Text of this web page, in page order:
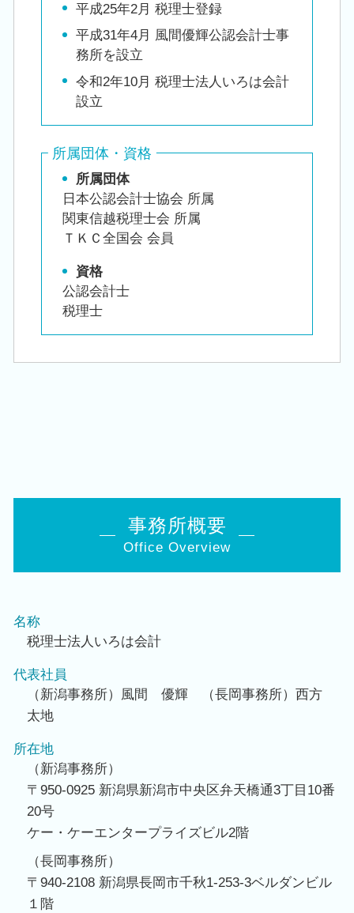
平成25年2月 税理士登録
平成31年4月 風間優輝公認会計士事
務所を設立
令和2年10月 税理士法人いろは会計
設立
所属団体・資格
所属団体
日本公認会計士協会 所属
関東信越税理士会 所属
ＴＫＣ全国会 会員
資格
公認会計士
税理士
事務所概要
Office Overview
名称
税理士法人いろは会計
代表社員
（新潟事務所）風間 優輝 （長岡事務所）西方
太地
所在地
（新潟事務所）
〒950-0925 新潟県新潟市中央区弁天橋通3丁目10番
20号
ケー・ケーエンタープライズビル2階
（長岡事務所）
〒940-2108 新潟県長岡市千秋1-253-3ベルダンビル
１階